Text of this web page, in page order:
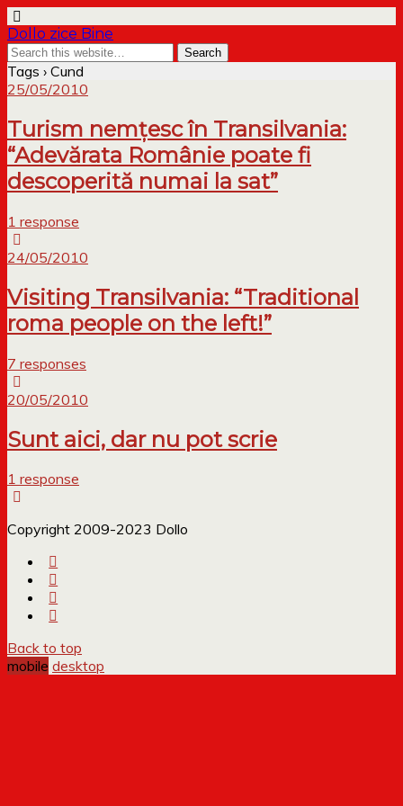
Dollo zice Bine
Tags › Cund
25/05/2010
Turism nemţesc în Transilvania:
“Adevărata Românie poate fi
descoperită numai la sat”
1 response
24/05/2010
Visiting Transilvania: “Traditional
roma people on the left!”
7 responses
20/05/2010
Sunt aici, dar nu pot scrie
1 response
Copyright 2009-2023 Dollo
Back to top
mobile desktop